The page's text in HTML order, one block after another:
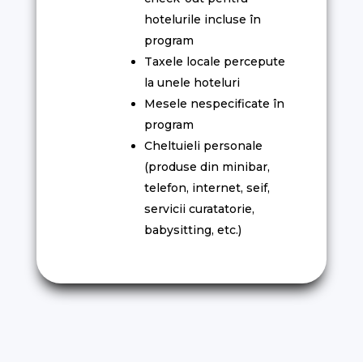
hotelurile incluse în
program
Taxele locale percepute
la unele hoteluri
Mesele nespecificate în
program
Cheltuieli personale
(produse din minibar,
telefon, internet, seif,
servicii curatatorie,
babysitting, etc.)